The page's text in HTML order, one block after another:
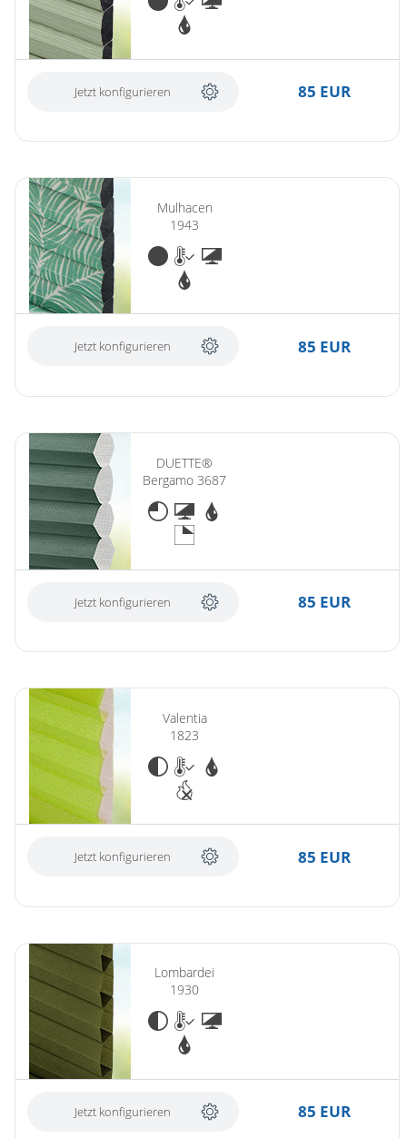
Jetzt konfigurieren 85 EUR
Mulhacen
1943
Jetzt konfigurieren 85 EUR
DUETTE®
Bergamo 3687
Jetzt konfigurieren 85 EUR
Valentia
1823
Jetzt konfigurieren 85 EUR
Lombardei
1930
Jetzt konfigurieren 85 EUR